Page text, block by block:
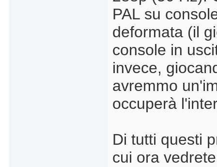
PAL su
deformata (il
console in
invece,
avremmo
occuperà
Di tutti questi
cui ora